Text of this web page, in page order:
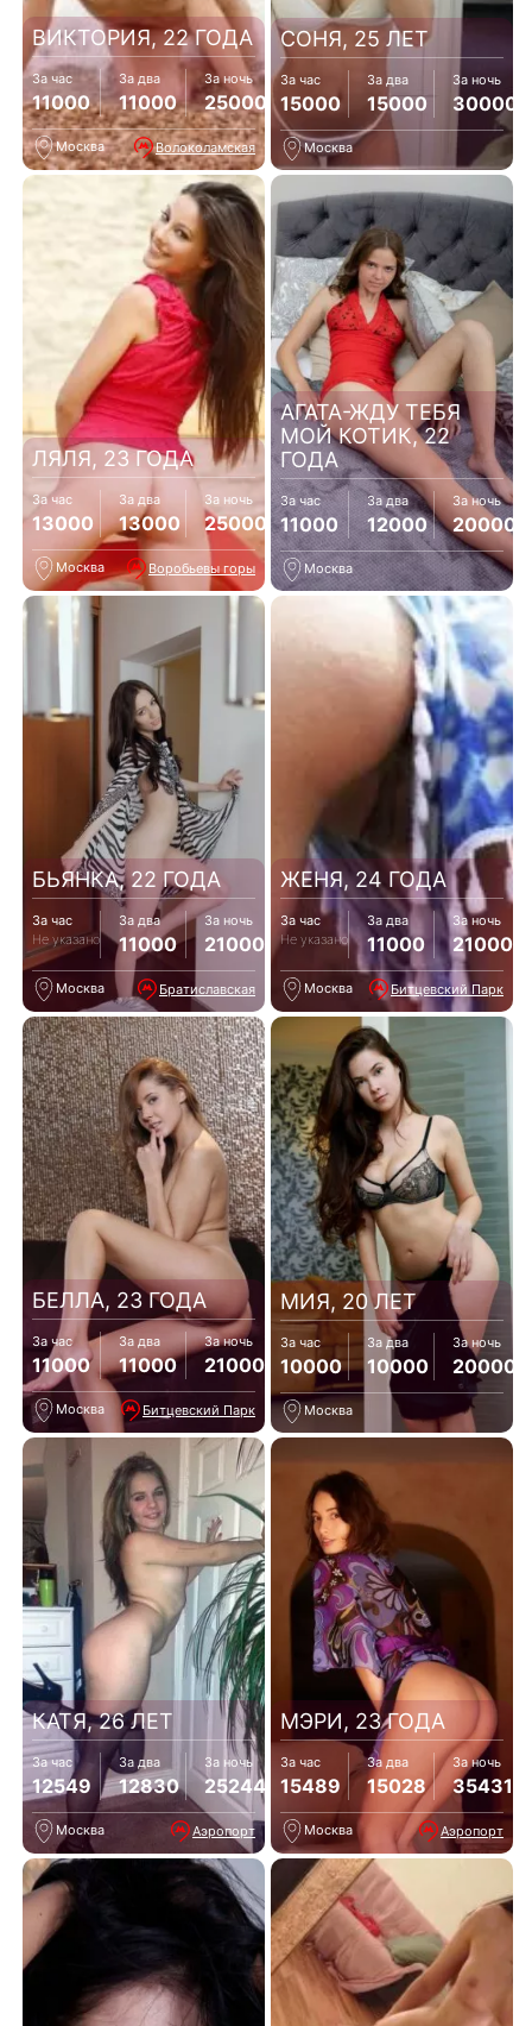
ВИКТОРИЯ, 22 ГОДА
За час
11000
За два
11000
За ночь
25000
Москва Волоколамская
СОНЯ, 25 ЛЕТ
За час
15000
За два
15000
За ночь
30000
Москва
ЛЯЛЯ, 23 ГОДА
За час
13000
За два
13000
За ночь
25000
Москва Воробьевы горы
АГАТА-ЖДУ ТЕБЯ
МОЙ КОТИК, 22
ГОДА
За час
11000
За два
12000
За ночь
20000
Москва
БЬЯНКА, 22 ГОДА
За час
Не указано
За два
11000
За ночь
21000
Москва Братиславская
ЖЕНЯ, 24 ГОДА
За час
Не указано
За два
11000
За ночь
21000
Москва Битцевский Парк
БЕЛЛА, 23 ГОДА
За час
11000
За два
11000
За ночь
21000
Москва Битцевский Парк
МИЯ, 20 ЛЕТ
За час
10000
За два
10000
За ночь
20000
Москва
КАТЯ, 26 ЛЕТ
За час
12549
За два
12830
За ночь
25244
Москва Аэропорт
МЭРИ, 23 ГОДА
За час
15489
За два
15028
За ночь
35431
Москва Аэропорт